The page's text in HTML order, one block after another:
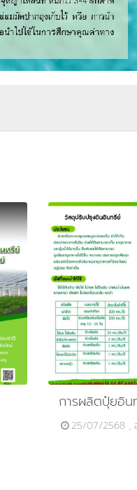
การผลิตปุ๋ยอิน
25/07/2568 ,